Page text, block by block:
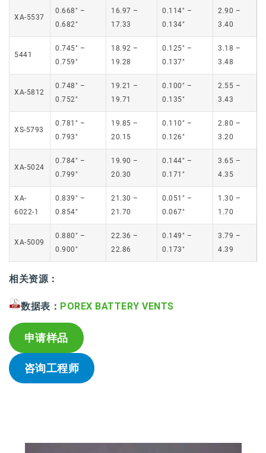
XA-5537
0.668″ –
0.682″
16.97 –
17.33
0.114″ –
0.134″
2.90 –
3.40
5441
0.745″ –
0.759″
18.92 –
19.28
0.125″ –
0.137″
3.18 –
3.48
XA-5812
0.748″ –
0.752″
19.21 –
19.71
0.100″ –
0.135″
2.55 –
3.43
XS-5793
0.781″ –
0.793″
19.85 –
20.15
0.110″ –
0.126″
2.80 –
3.20
XA-5024
0.784″ –
0.799″
19.90 –
20.30
0.144″ –
0.171″
3.65 –
4.35
XA-
6022-1
0.839″ –
0.854″
21.30 –
21.70
0.051″ –
0.067″
1.30 –
1.70
XA-5009
0.880″ –
0.900″
22.36 –
22.86
0.149″ –
0.173″
3.79 –
4.39
相关资源：
数据表： POREX BATTERY VENTS
申请样品
咨询工程师